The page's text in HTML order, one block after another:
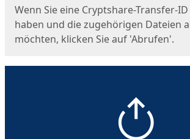
Wenn Sie eine Cryptshare-Transfer-
haben und die zugehörigen Dateien
möchten, klicken Sie auf 'Abrufen'.